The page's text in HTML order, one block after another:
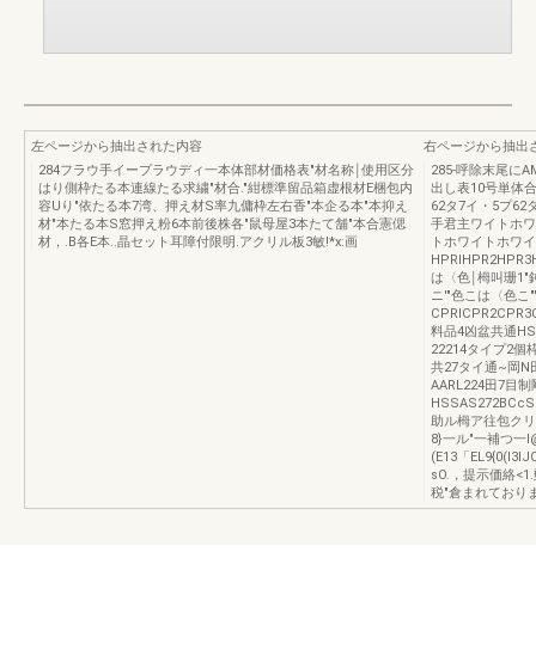
左ページから抽出された内容
284フラウ手イープラウディ一本体部材価格表"材名称￨使用区分
はり側枠たる本連線たる求繍"材合."紺標準留品箱虚根材E梱包内
容Uり"依たる本7湾、押え材S率九傭枠左右香"本企る本"本抑え
材"本たる本S窓押え粉6本前後株各"鼠母屋3本たて舗"本合憲偲
材，.B各E本..晶セット耳障付限明.アクリル板3敏!*x:画
右ページから抽出
285-呼除末尾に
出し表10号単体
62タ7イ・5プ62
手君主ワイトホ
トホワイトホワ
は〈色￨栂叫珊1"
ニ'"色こは〈色こ
料品4凶盆共通
22214タイプ2個
共27タイ通~岡N
AARL224田7目
助ル栂ア往包ク
8}一ル"一補つ一
(E13「
sO.，提示価絡
税"倉まれており